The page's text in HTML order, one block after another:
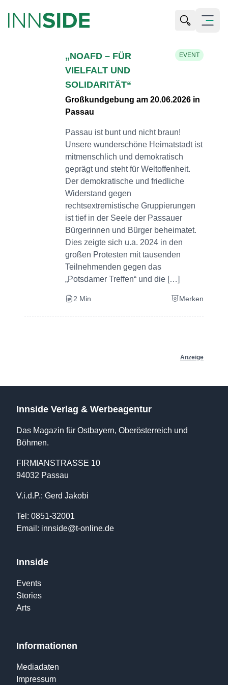
Suche
Menü
„NOAFD – FÜR
VIELFALT UND
SOLIDARITÄT“
EVENT
Großkundgebung am 20.06.2026 in
Passau
Passau ist bunt und nicht braun!
Unsere wunderschöne Heimatstadt ist
mitmenschlich und demokratisch
geprägt und steht für Weltoffenheit.
Der demokratische und friedliche
Widerstand gegen
rechtsextremistische Gruppierungen
ist tief in der Seele der Passauer
Bürgerinnen und Bürger beheimatet.
Dies zeigte sich u.a. 2024 in den
großen Protesten mit tausenden
Teilnehmenden gegen das
„Potsdamer Treffen“ und die […]
2 Min Merken
Anzeige
Innside Verlag & Werbeagentur
Das Magazin für Ostbayern, Oberösterreich und
Böhmen.
FIRMIANSTRASSE 10
94032 Passau
V.i.d.P.: Gerd Jakobi
Tel: 0851-32001
Email: innside@t-online.de
Innside
Events
Stories
Arts
Informationen
Mediadaten
Impressum